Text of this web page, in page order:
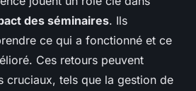
des séminaires. Ils
ce qui a fonctionné et ce
Ces retours peuvent
cruciaux, tels que la gestion de